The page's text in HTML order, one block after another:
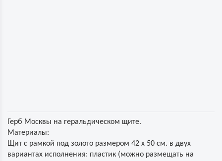
Герб Москвы на геральдическом щите.
Материалы:
Щит с рамкой под золото размером 42 х 50 см. в двух
вариантах исполнения: пластик (можно размещать на